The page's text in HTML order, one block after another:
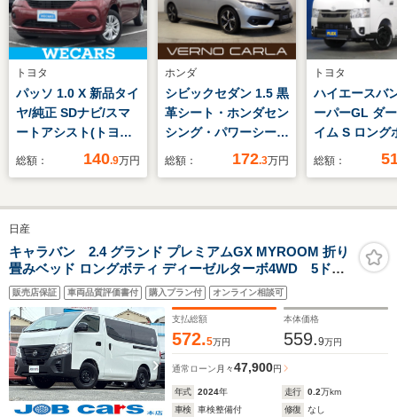
トヨタ
パッソ 1.0 X 新品タイ
ヤ/純正 SDナビ/スマ
ートアシスト(トヨ
タ・ダイハツ)/車線逸
前後/ヘッドランプ
LED/USBジャッ
ク/Bluetooth接
続/ETC
総額： 140.9万円
ホンダ
シビックセダン 1.5 黒
革シート・ホンダセン
シング・パワーシー
ト・シートヒーター・
純正ナビ・バックカメ
CD/DVD再生・
Bluetooth・ETC・ド
ラレコ
総額： 172.3万円
トヨタ
ハイエースバ
ーパーGL ダ
イム S ロング
ディーゼルタ
トスポイラー
カン
総額：
日産
キャラバン 2.4 グランド プレミアムGX MYROOM 折り
畳みベッド ロングボティ ディーゼルターボ4WD 5ドア
ディーゼルターボ 低床 5人乗り ETC パートタイム4WD
ドライブレコーダー 全周囲カメラ メモリーナビ フルセグ
クリアランスソナー 両側スライド・片側電動 オートライ
ト LEDヘッドライト スマートキー
販売店保証 車両品質評価書付 購入プラン付 オンライン相談可
支払総額
572.5万円
本体価格
559.9万円
通常ローン 月々47,900円
年式 2024年 走行 0.2万km
車検
車検整備付 修復
なし